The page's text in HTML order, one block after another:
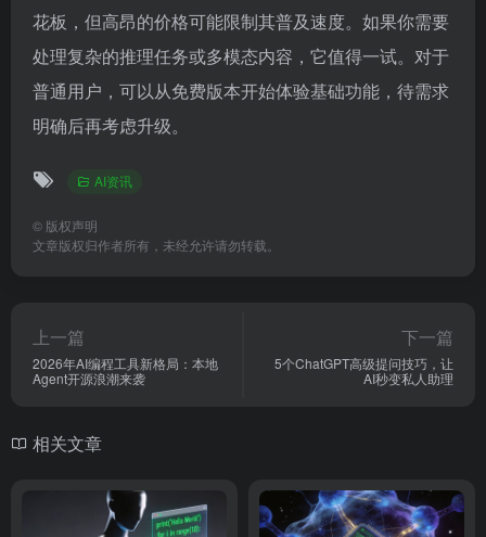
花板，但高昂的价格可能限制其普及速度。如果你需要
处理复杂的推理任务或多模态内容，它值得一试。对于
普通用户，可以从免费版本开始体验基础功能，待需求
明确后再考虑升级。
AI资讯
© 版权声明
文章版权归作者所有，未经允许请勿转载。
上一篇
2026年AI编程工具新格局：本地
Agent开源浪潮来袭
下一篇
5个ChatGPT高级提问技巧，让
AI秒变私人助理
相关文章